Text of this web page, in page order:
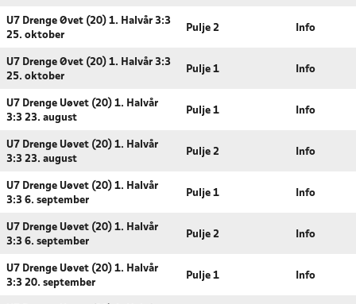
U7 Drenge Øvet (20) 1. Halvår 3:3
25. oktober
Pulje 2 Info
U7 Drenge Øvet (20) 1. Halvår 3:3
25. oktober
Pulje 1 Info
U7 Drenge Uøvet (20) 1. Halvår
3:3 23. august
Pulje 1 Info
U7 Drenge Uøvet (20) 1. Halvår
3:3 23. august
Pulje 2 Info
U7 Drenge Uøvet (20) 1. Halvår
3:3 6. september
Pulje 1 Info
U7 Drenge Uøvet (20) 1. Halvår
3:3 6. september
Pulje 2 Info
U7 Drenge Uøvet (20) 1. Halvår
3:3 20. september
Pulje 1 Info